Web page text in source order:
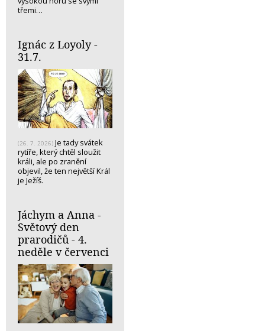
třemi…
Ignác z Loyoly -
31.7.
(26. 7. 2026) Je tady svátek
rytíře, který chtěl sloužit
králi, ale po zranění
objevil, že ten největší Král
je Ježíš.
Jáchym a Anna -
Světový den
prarodičů - 4.
neděle v červenci